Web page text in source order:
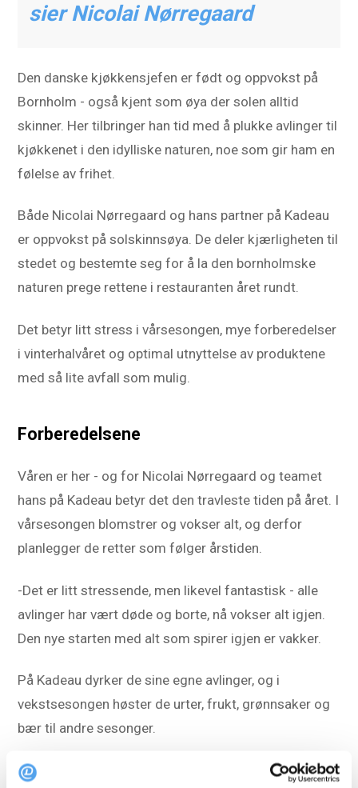
sier Nicolai Nørregaard
Den danske kjøkkensjefen er født og oppvokst på
Bornholm - også kjent som øya der solen alltid
skinner. Her tilbringer han tid med å plukke avlinger til
kjøkkenet i den idylliske naturen, noe som gir ham en
følelse av frihet.
Både Nicolai Nørregaard og hans partner på Kadeau
er oppvokst på solskinnsøya. De deler kjærligheten til
stedet og bestemte seg for å la den bornholmske
naturen prege rettene i restauranten året rundt.
Det betyr litt stress i vårsesongen, mye forberedelser
i vinterhalvåret og optimal utnyttelse av produktene
med så lite avfall som mulig.
Forberedelsene
Våren er her - og for Nicolai Nørregaard og teamet
hans på Kadeau betyr det den travleste tiden på året. I
vårsesongen blomstrer og vokser alt, og derfor
planlegger de retter som følger årstiden.
-Det er litt stressende, men likevel fantastisk - alle
avlinger har vært døde og borte, nå vokser alt igjen.
Den nye starten med alt som spirer igjen er vakker.
På Kadeau dyrker de sine egne avlinger, og i
vekstsesongen høster de urter, frukt, grønnsaker og
bær til andre sesonger.
-Vi lagrer og sylter grønnsakene og den ville naturen